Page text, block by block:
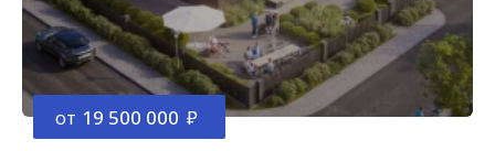
от 19 500 000